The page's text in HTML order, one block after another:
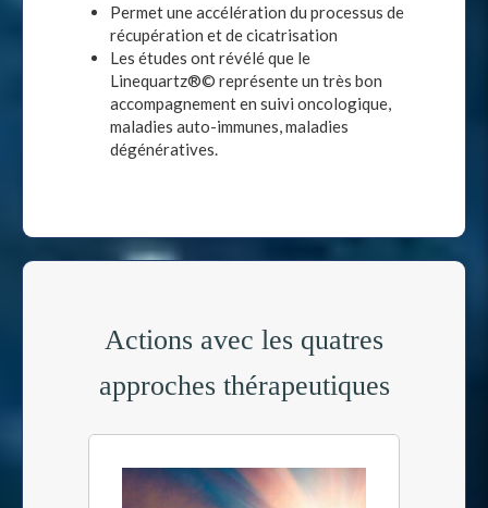
Permet une accélération du processus de
récupération et de cicatrisation
Les études ont révélé que le
Linequartz®© représente un très bon
accompagnement en suivi oncologique,
maladies auto-immunes, maladies
dégénératives.
Actions avec les quatres
approches thérapeutiques